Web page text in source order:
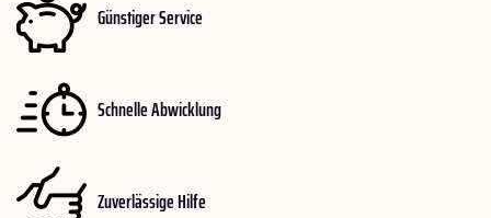
Günstiger Service
Schnelle Abwicklung
Zuverlässige Hilfe